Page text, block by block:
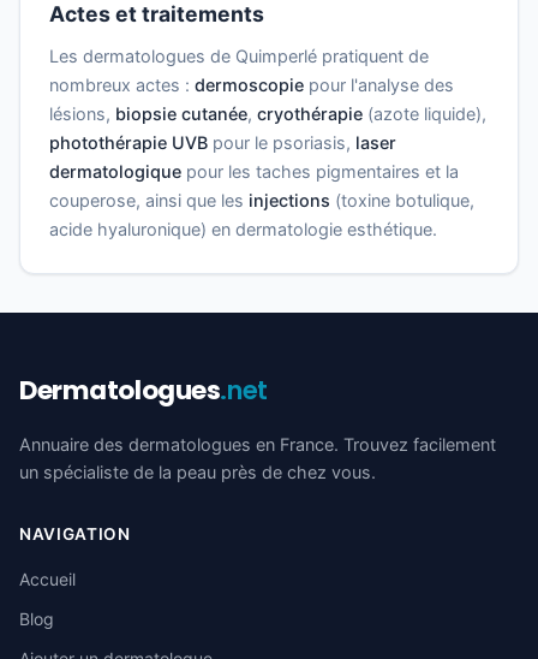
Actes et traitements
Les dermatologues de Quimperlé pratiquent de
nombreux actes : dermoscopie pour l'analyse des
lésions, biopsie cutanée, cryothérapie (azote liquide),
photothérapie UVB pour le psoriasis, laser
dermatologique pour les taches pigmentaires et la
couperose, ainsi que les injections (toxine botulique,
acide hyaluronique) en dermatologie esthétique.
Dermatologues.net
Annuaire des dermatologues en France. Trouvez facilement
un spécialiste de la peau près de chez vous.
NAVIGATION
Accueil
Blog